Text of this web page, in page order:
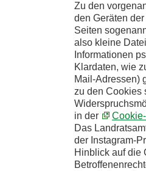
Zu den
den Geräten
Seiten
also kleine
Informationen
Klardaten, wie
Mail-Adressen)
zu den Cookies
in der
Das
der Instagram-
Hinblick auf die